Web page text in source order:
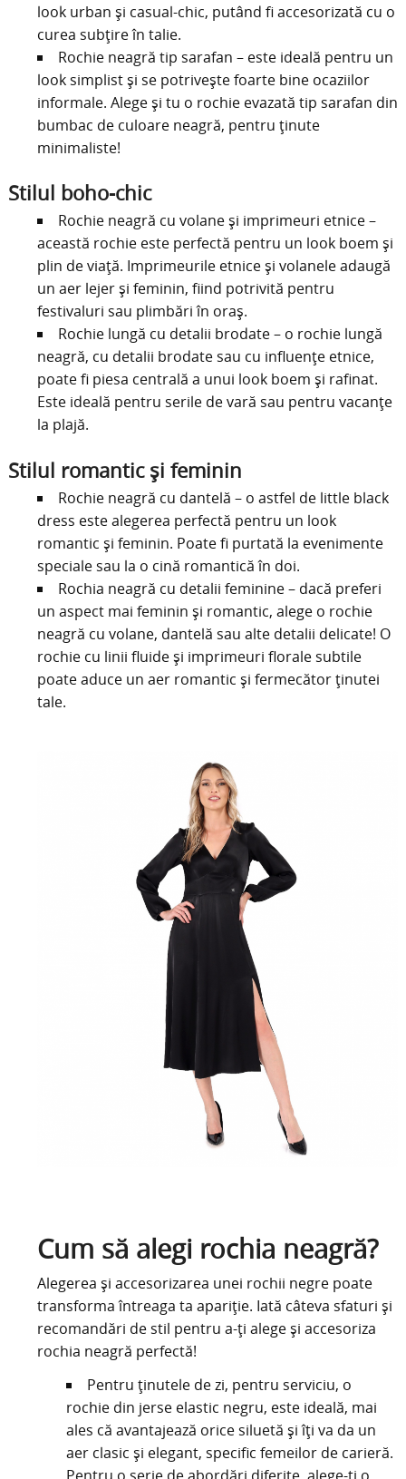
look urban și casual-chic, putând fi accesorizată cu o
curea subțire în talie.
Rochie neagră tip sarafan – este ideală pentru un
look simplist și se potrivește foarte bine ocaziilor
informale. Alege și tu o rochie evazată tip sarafan din
bumbac de culoare neagră, pentru ținute
minimaliste!
Stilul boho-chic
Rochie neagră cu volane și imprimeuri etnice –
această rochie este perfectă pentru un look boem și
plin de viață. Imprimeurile etnice și volanele adaugă
un aer lejer și feminin, fiind potrivită pentru
festivaluri sau plimbări în oraș.
Rochie lungă cu detalii brodate – o rochie lungă
neagră, cu detalii brodate sau cu influențe etnice,
poate fi piesa centrală a unui look boem și rafinat.
Este ideală pentru serile de vară sau pentru vacanțe
la plajă.
Stilul romantic și feminin
Rochie neagră cu dantelă – o astfel de little black
dress este alegerea perfectă pentru un look
romantic și feminin. Poate fi purtată la evenimente
speciale sau la o cină romantică în doi.
Rochia neagră cu detalii feminine – dacă preferi
un aspect mai feminin și romantic, alege o rochie
neagră cu volane, dantelă sau alte detalii delicate! O
rochie cu linii fluide și imprimeuri florale subtile
poate aduce un aer romantic și fermecător ținutei
tale.
Cum să alegi rochia neagră?
Alegerea și accesorizarea unei rochii negre poate
transforma întreaga ta apariție. Iată câteva sfaturi și
recomandări de stil pentru a-ți alege și accesoriza
rochia neagră perfectă!
Pentru ținutele de zi, pentru serviciu, o
rochie din jerse elastic negru, este ideală, mai
ales că avantajează orice siluetă și îți va da un
aer clasic și elegant, specific femeilor de carieră.
Pentru o serie de abordări diferite, alege-ți o